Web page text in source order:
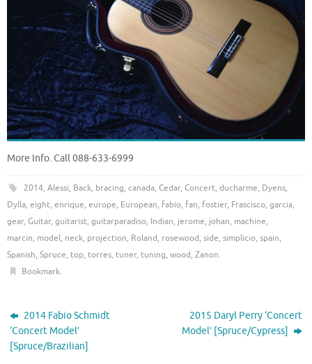
More Info. Call 088-633-6999
2014, Alessi, Back, bracing, canada, Cedar, Concert, ducharme, Dyens,
Dylla, eight, enrique, europe, European, fabio, fan, fostier, Frascisco, garcia,
gear, Guitar, guitarist, guitarparadiso, Indian, jerome, johan, machine,
marcin, model, neck, projection, Roland, rosewood, side, simplicio, spain,
Spanish, Spruce, top, torres, tuner, tuning, wood, Zanon.
Bookmark.
2014 Fabio Schmidt
‘Concert Model’
[Spruce/Brazilian]
2015 Daryl Perry ‘Concert
Model’ [Spruce/Cypress]